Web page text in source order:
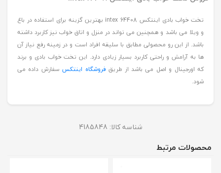
تخت خواب بادی اینتکس intex 64408 بهترین گزینه برای استفاده در باغ
و ویلا می باشد و همچنین می تواند در منزل و اتاق خواب نیز کاربرد داشته
باشد. از این رو محصولی مطابق با سلیقه افراد است و در زمینه رفع نیاز آن
ها به آرامش و راحتی کاربرد بسیار زیادی دارد. این تخت خواب بادی و برند
که اورجینال و اصل می باشد از طریق فروشگاه اینتکسسفارش داده می
شود.
شناسه کالا: 4185848
محصولات مرتبط